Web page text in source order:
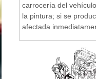
carrocería del
la pintura; si se
afectada